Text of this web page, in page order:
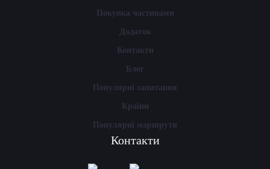
Покупка частинами
Додаток
Контакти
Блог
Популярні запитання
Країни
Популярні маршрути
Контакти